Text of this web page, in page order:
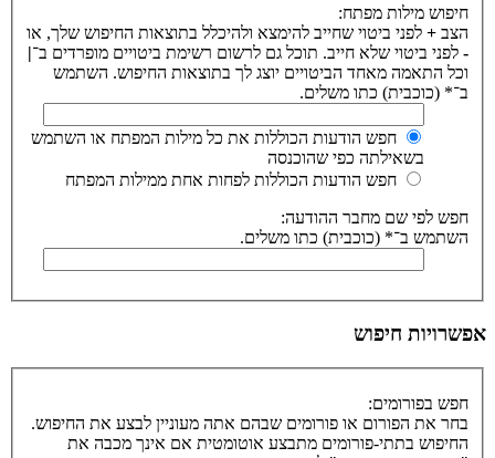
חיפוש מילות מפתח:
הצב + לפני ביטוי שחייב להימצא ולהיכלל בתוצאות החיפוש שלך, או
- לפני ביטוי שלא חייב. תוכל גם לרשום רשימת ביטויים מופרדים ב־|
וכל התאמה מאחד הביטויים יוצג לך בתוצאות החיפוש. השתמש
ב־* (כוכבית) כתו משלים.
חפש הודעות הכוללות את כל מילות המפתח או השתמש
בשאילתה כפי שהוכנסה
חפש הודעות הכוללות לפחות אחת ממילות המפתח
חפש לפי שם מחבר ההודעה:
השתמש ב־* (כוכבית) כתו משלים.
אפשרויות חיפוש
חפש בפורומים:
בחר את הפורום או פורומים שבהם אתה מעוניין לבצע את החיפוש.
החיפוש בתתי-פורומים מתבצע אוטומטית אם אינך מכבה את